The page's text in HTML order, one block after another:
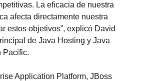
La eficacia de nuestra
afecta directamente nuestra
estos objetivos”, explicó David
de Java Hosting y Java
Pacific.
Application Platform, JBoss